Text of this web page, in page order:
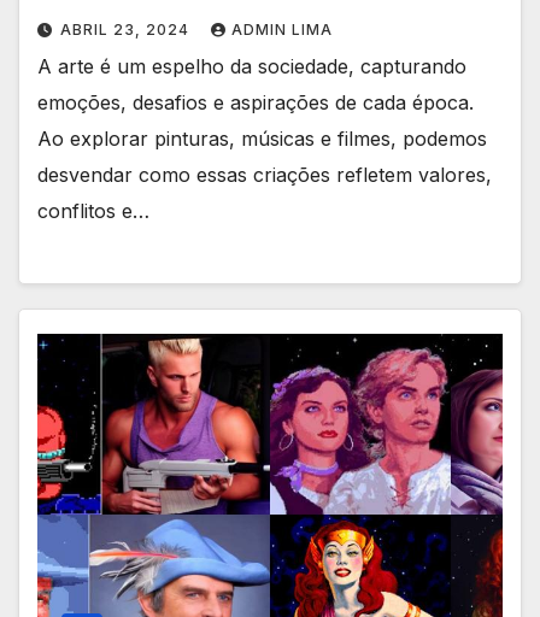
ABRIL 23, 2024 ADMIN LIMA
A arte é um espelho da sociedade, capturando
emoções, desafios e aspirações de cada época.
Ao explorar pinturas, músicas e filmes, podemos
desvendar como essas criações refletem valores,
conflitos e…